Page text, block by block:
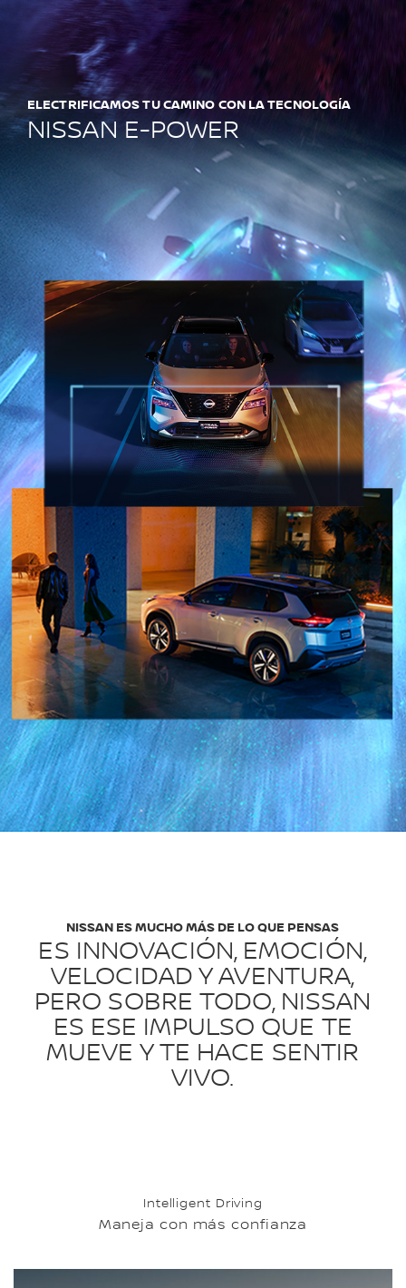
NISSAN E-POWER
ELECTRIFICAMOS TU CAMINO CON LA TECNOLOGÍA
ES INNOVACIÓN, EMOCIÓN,
VELOCIDAD Y AVENTURA,
PERO SOBRE TODO, NISSAN
ES ESE IMPULSO QUE TE
MUEVE Y TE HACE SENTIR
VIVO.
NISSAN ES MUCHO MÁS DE LO QUE PENSAS
Intelligent Driving
Maneja con más confianza